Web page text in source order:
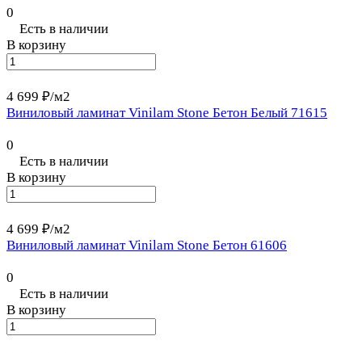
0
Есть в наличии
В корзину
4 699 ₽/м2
Виниловый ламинат Vinilam Stone Бетон Белый 71615
0
Есть в наличии
В корзину
4 699 ₽/м2
Виниловый ламинат Vinilam Stone Бетон 61606
0
Есть в наличии
В корзину